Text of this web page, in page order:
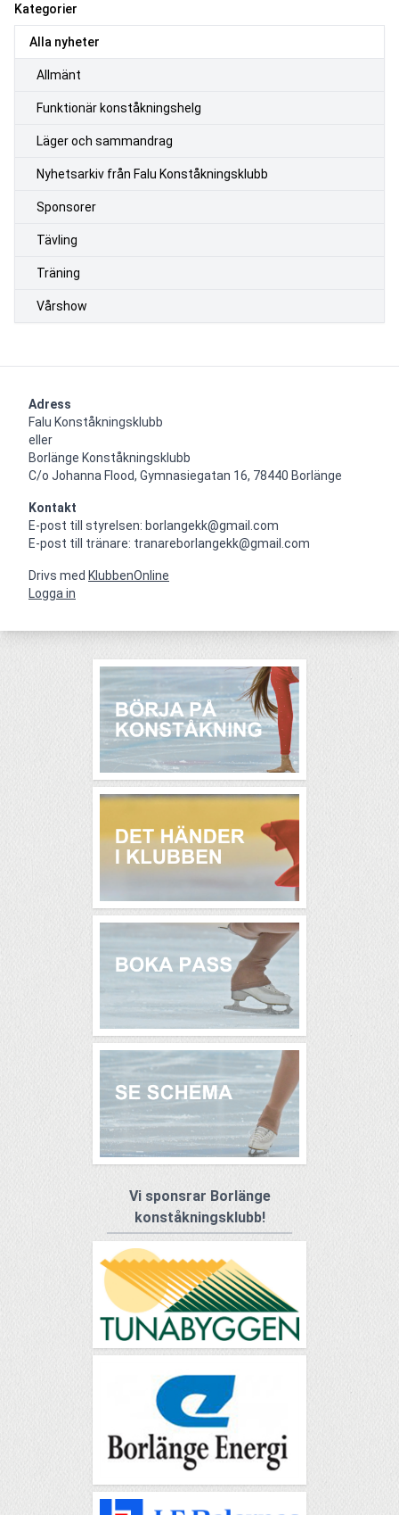
Kategorier
Alla nyheter
Allmänt
Funktionär konståkningshelg
Läger och sammandrag
Nyhetsarkiv från Falu Konståkningsklubb
Sponsorer
Tävling
Träning
Vårshow
Adress
Falu Konståkningsklubb
eller
Borlänge Konståkningsklubb
C/o Johanna Flood, Gymnasiegatan 16, 78440 Borlänge
Kontakt
E-post till styrelsen: borlangekk@gmail.com
E-post till tränare: tranareborlangekk@gmail.com
Drivs med KlubbenOnline
Logga in
Vi sponsrar Borlänge
konståkningsklubb!